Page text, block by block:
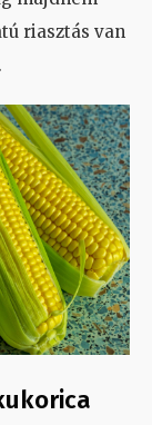
riasztás van